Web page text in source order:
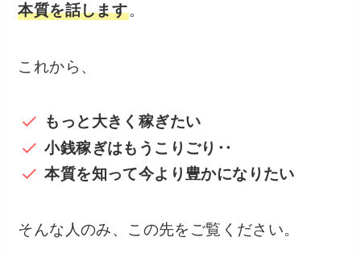
本質を話します。
これから、
もっと大きく稼ぎたい
小銭稼ぎはもうこりごり‥
本質を知って今より豊かになりたい
そんな人のみ、この先をご覧ください。